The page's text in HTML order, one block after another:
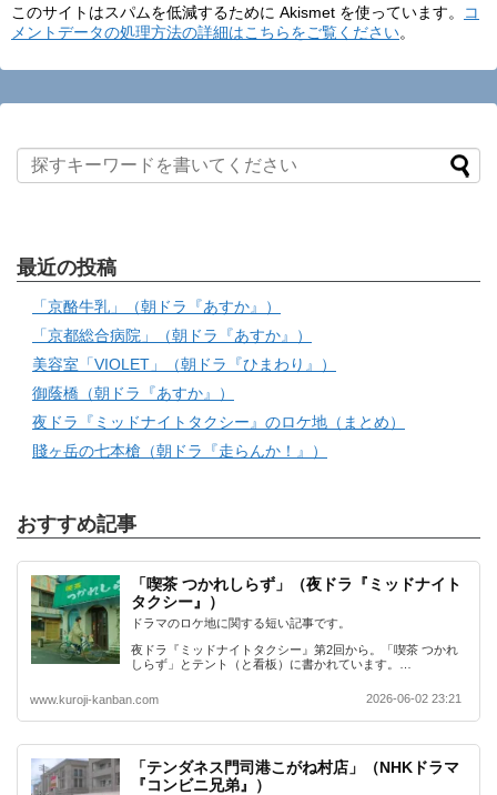
このサイトはスパムを低減するために Akismet を使っています。
コ
メントデータの処理方法の詳細はこちらをご覧ください。
最近の投稿
「京酪牛乳」（朝ドラ『あすか』）
「京都総合病院」（朝ドラ『あすか』）
美容室「VIOLET」（朝ドラ『ひまわり』）
御蔭橋（朝ドラ『あすか』）
夜ドラ『ミッドナイトタクシー』のロケ地（まとめ）
賤ヶ岳の七本槍（朝ドラ『走らんか！』）
おすすめ記事
「喫茶 つかれしらず」（夜ドラ『ミッドナイト
タクシー』）
ドラマのロケ地に関する短い記事です。
夜ドラ『ミッドナイトタクシー』第2回から。「喫茶 つかれ
しらず」とテント（と看板）に書かれています。…
www.kuroji-kanban.com 2026-06-02 23:21
「テンダネス門司港こがね村店」（NHKドラマ
『コンビニ兄弟』）